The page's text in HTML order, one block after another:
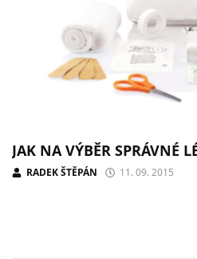
JAK NA VÝBĚR SPRÁVNÉ
RADEK ŠTĚPÁN 11. 09. 2015